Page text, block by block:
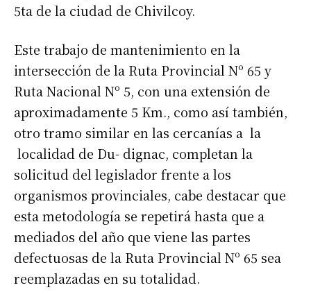
5ta de la ciudad de Chivilcoy.
Este trabajo de mantenimiento en la
intersección de la Ruta Provincial Nº 65 y
Ruta Nacional Nº 5, con una extensión de
aproximadamente 5 Km., como así también,
otro tramo similar en las cercanías a la
localidad de Du- dignac, completan la
solicitud del legislador frente a los
organismos provinciales, cabe destacar que
esta metodología se repetirá hasta que a
mediados del año que viene las partes
defectuosas de la Ruta Provincial Nº 65 sea
reemplazadas en su totalidad.